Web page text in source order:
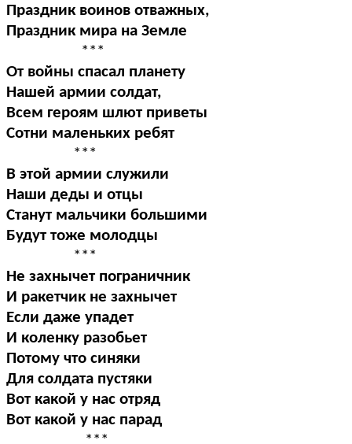
Праздник воинов отважных,
Праздник мира на Земле
***
От войны спасал планету
Нашей армии солдат,
Всем героям шлют приветы
Сотни маленьких ребят
***
В этой армии служили
Наши деды и отцы
Станут мальчики большими
Будут тоже молодцы
***
Не захнычет пограничник
И ракетчик не захнычет
Если даже упадет
И коленку разобьет
Потому что синяки
Для солдата пустяки
Вот какой у нас отряд
Вот какой у нас парад